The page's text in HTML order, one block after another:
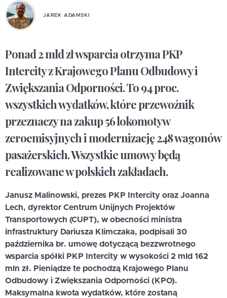
JAREK ADAMSKI
Ponad 2 mld zł wsparcia otrzyma PKP
Intercity z Krajowego Planu Odbudowy i
Zwiększania Odporności. To 94 proc.
wszystkich wydatków, które przewoźnik
przeznaczy na zakup 56 lokomotyw
zeroemisyjnych i modernizację 248 wagonów
pasażerskich. Wszystkie umowy będą
realizowane w polskich zakładach.
Janusz Malinowski, prezes PKP Intercity oraz Joanna
Lech, dyrektor Centrum Unijnych Projektów
Transportowych (CUPT), w obecności ministra
infrastruktury Dariusza Klimczaka, podpisali 30
października br. umowę dotyczącą bezzwrotnego
wsparcia spółki PKP Intercity w wysokości 2 mld 162
mln zł. Pieniądze te pochodzą Krajowego Planu
Odbudowy i Zwiększania Odporności (KPO).
Maksymalna kwota wydatków, które zostaną